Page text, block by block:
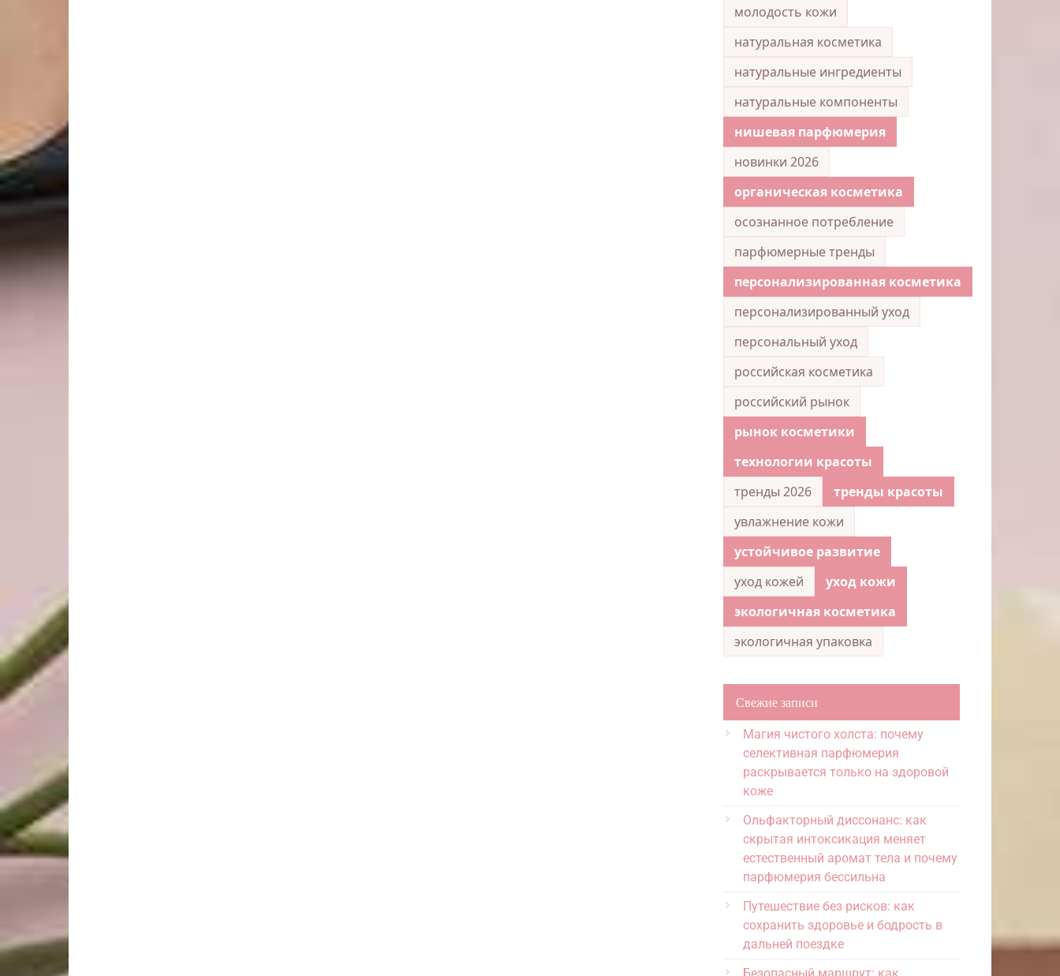
молодость кожи
натуральная косметика
натуральные ингредиенты
натуральные компоненты
нишевая парфюмерия
новинки 2026
органическая косметика
осознанное потребление
парфюмерные тренды
персонализированная косметика
персонализированный уход
персональный уход
российская косметика
российский рынок
рынок косметики
технологии красоты
тренды 2026
тренды красоты
увлажнение кожи
устойчивое развитие
уход кожей
уход кожи
экологичная косметика
экологичная упаковка
Свежие записи
Магия чистого холста: почему
селективная парфюмерия
раскрывается только на здоровой
коже
Ольфакторный диссонанс: как
скрытая интоксикация меняет
естественный аромат тела и почему
парфюмерия бессильна
Путешествие без рисков: как
сохранить здоровье и бодрость в
дальней поездке